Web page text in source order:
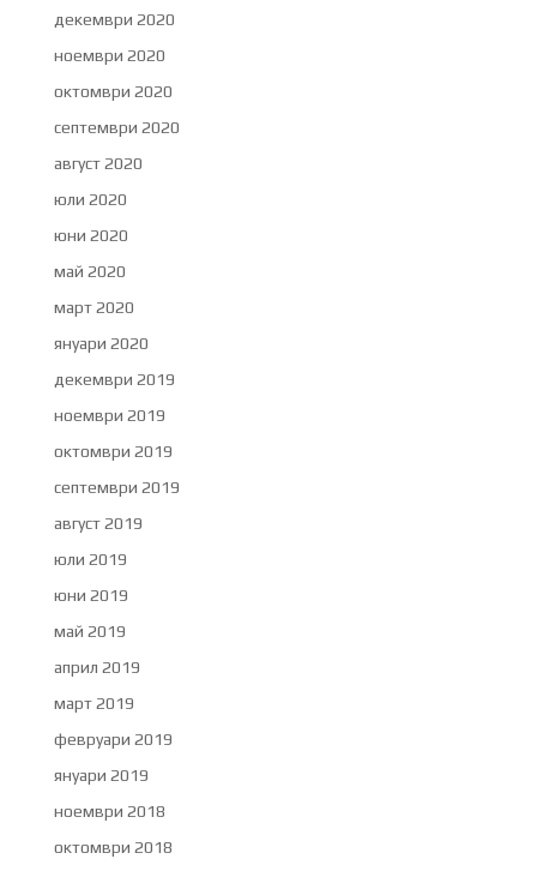
декември 2020
ноември 2020
октомври 2020
септември 2020
август 2020
юли 2020
юни 2020
май 2020
март 2020
януари 2020
декември 2019
ноември 2019
октомври 2019
септември 2019
август 2019
юли 2019
юни 2019
май 2019
април 2019
март 2019
февруари 2019
януари 2019
ноември 2018
октомври 2018